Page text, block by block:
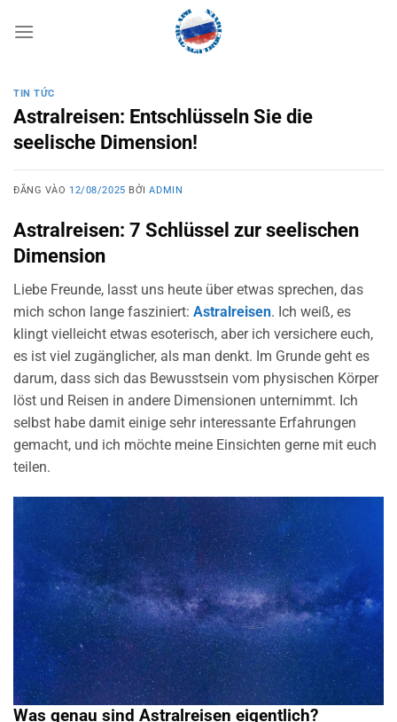
qua
TIN TỨC
Astralreisen: Entschlüsseln Sie die
seelische Dimension!
ĐĂNG VÀO 12/08/2025 BỞIADMIN
Astralreisen: 7 Schlüssel zur seelischen
Dimension
Liebe Freunde, lasst uns heute über etwas sprechen, das
mich schon lange fasziniert: Astralreisen. Ich weiß, es
klingt vielleicht etwas esoterisch, aber ich versichere euch,
es ist viel zugänglicher, als man denkt. Im Grunde geht es
darum, dass sich das Bewusstsein vom physischen Körper
löst und Reisen in andere Dimensionen unternimmt. Ich
selbst habe damit einige sehr interessante Erfahrungen
gemacht, und ich möchte meine Einsichten gerne mit euch
teilen.
Was genau sind Astralreisen eigentlich?